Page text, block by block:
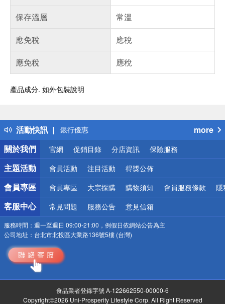
保存溫層
常溫
應免稅
應稅
應免稅
應稅
產品成分. 如外包裝說明
活動快訊
偏遠地區配送
熱門話題
銀行優惠
偏遠地區配送
詐騙網頁！請小心！
more
關於我們
官網 促銷目錄 分店資訊 保險服務
主題活動 會員活動 注目活動 得獎公佈
會員專區 會員專區 大宗採購 購物須知 會員服務條款 隱
客服中心 常見問題 服務公告 意見信箱
服務時間： 週一至週日 09:00-21:00，例假日依網站公告為主
公司地址： 台北市北投區大業路136號5樓 (台灣)
食品業者登錄字號 A-122662550-00000-6
Copyright©2026 Uni-Prosperity Lifestyle Corp. All Right Reserved